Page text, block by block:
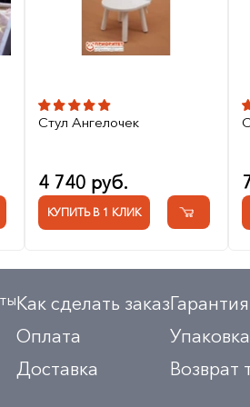
Стул Ангелочек
4 740 руб.
КУПИТЬ В 1 КЛИК
Как сделать заказ
Оплата
Доставка
Возврат